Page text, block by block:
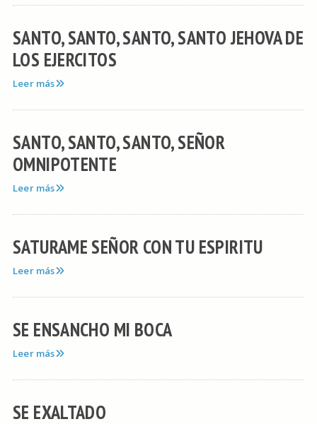
SANTO, SANTO, SANTO, SANTO JEHOVA DE
LOS EJERCITOS
Leer más
SANTO, SANTO, SANTO, SEÑOR
OMNIPOTENTE
Leer más
SATURAME SEÑOR CON TU ESPIRITU
Leer más
SE ENSANCHO MI BOCA
Leer más
SE EXALTADO